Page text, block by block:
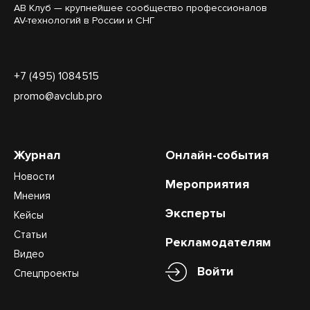
АВ Клуб — крупнейшее сообщество профессионалов
AV-технологий в России и СНГ
+7 (495) 1084515
promo@avclub.pro
Журнал
Новости
Мнения
Кейсы
Статьи
Видео
Спецпроекты
Онлайн-события
Мероприятия
Эксперты
Рекламодателям
Войти